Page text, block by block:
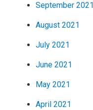
September 2021
August 2021
July 2021
June 2021
May 2021
April 2021